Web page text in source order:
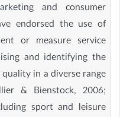
and consumer
endorsed the use of
or measure service
and identifying the
in a diverse range
& Bienstock, 2006;
sport and leisure